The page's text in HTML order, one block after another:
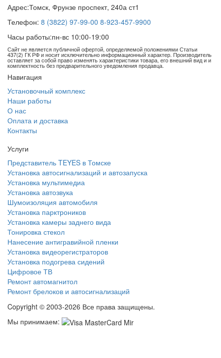
Адрес:Томск, Фрунзе проспект, 240а ст1
Телефон: 8 (3822) 97-99-00 8-923-457-9900
Часы работы:пн-вс 10:00-19:00
Сайт не является публичной офертой, определяемой положениями Статьи
437(2) ГК РФ и носит исключительно информационный характер. Производитель
оставляет за собой право изменять характеристики товара, его внешний вид и и
комплектность без предварительного уведомления продавца.
Навигация
Установочный комплекс
Наши работы
О нас
Оплата и доставка
Контакты
Услуги
Представитель TEYES в Томске
Установка автосигнализаций и автозапуска
Установка мультимедиа
Установка автозвука
Шумоизоляция автомобиля
Установка парктроников
Установка камеры заднего вида
Тонировка стекол
Нанесение антигравийной пленки
Установка видеорегистраторов
Установка подогрева сидений
Цифровое ТВ
Ремонт автомагнитол
Ремонт брелоков и автосигнализаций
Copyright © 2003-2026 Все права защищены.
Мы принимаем: